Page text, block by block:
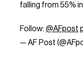
falling from 55%
Follow: @AFpost
— AF Post